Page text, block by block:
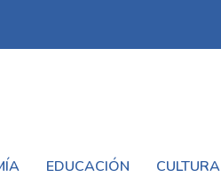
EDUCACIÓN CULTURA